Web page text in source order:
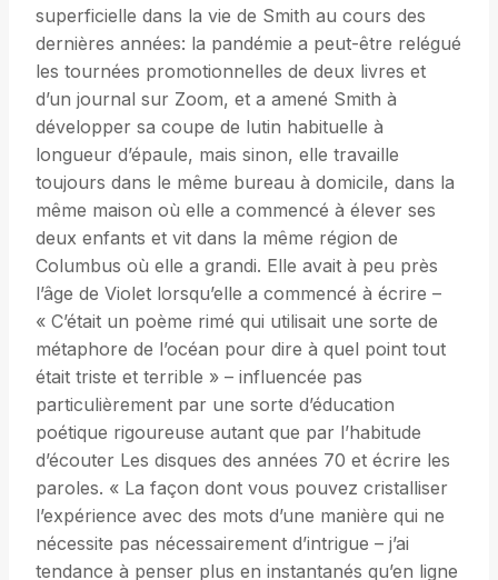
superficielle dans la vie de Smith au cours des
dernières années: la pandémie a peut-être relégué
les tournées promotionnelles de deux livres et
d’un journal sur Zoom, et a amené Smith à
développer sa coupe de lutin habituelle à
longueur d’épaule, mais sinon, elle travaille
toujours dans le même bureau à domicile, dans la
même maison où elle a commencé à élever ses
deux enfants et vit dans la même région de
Columbus où elle a grandi. Elle avait à peu près
l’âge de Violet lorsqu’elle a commencé à écrire –
« C’était un poème rimé qui utilisait une sorte de
métaphore de l’océan pour dire à quel point tout
était triste et terrible » – influencée pas
particulièrement par une sorte d’éducation
poétique rigoureuse autant que par l’habitude
d’écouter Les disques des années 70 et écrire les
paroles. « La façon dont vous pouvez cristalliser
l’expérience avec des mots d’une manière qui ne
nécessite pas nécessairement d’intrigue – j’ai
tendance à penser plus en instantanés qu’en ligne